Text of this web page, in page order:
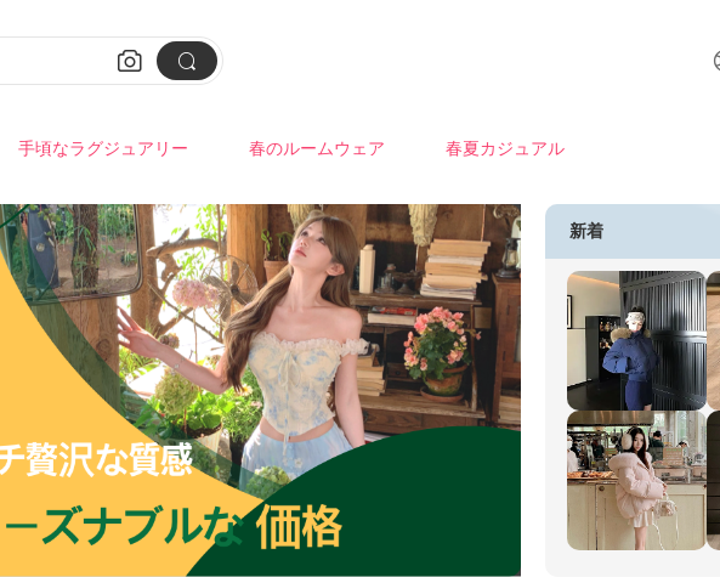
 
手頃なラグジュアリー 春のルームウェア 春夏カジュアル
新着